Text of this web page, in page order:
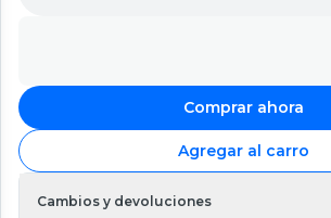
Comprar ahora
Agregar al carro
Cambios y devoluciones